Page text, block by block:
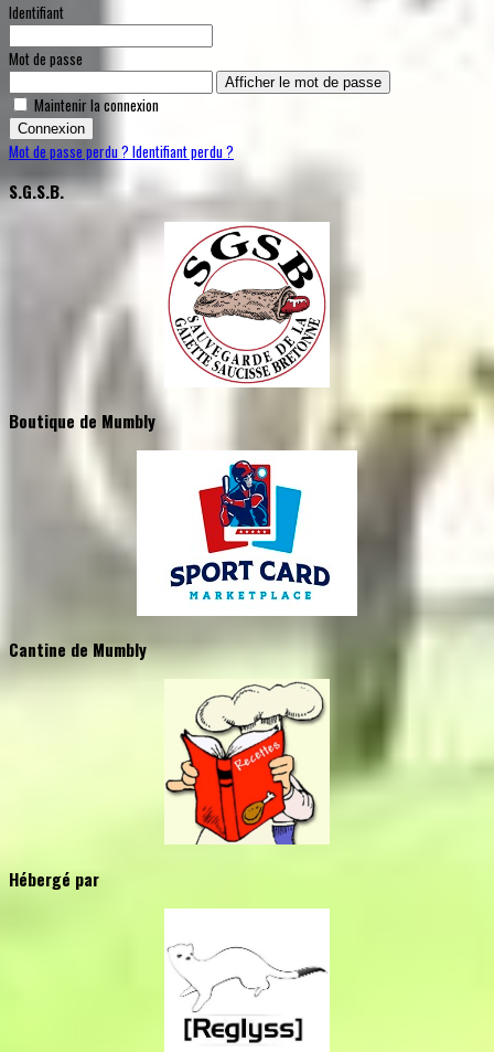
Identifiant
Mot de passe
Afficher le mot de passe
Maintenir la connexion
Connexion
Mot de passe perdu ? Identifiant perdu ?
S.G.S.B.
Boutique de Mumbly
Cantine de Mumbly
Hébergé par